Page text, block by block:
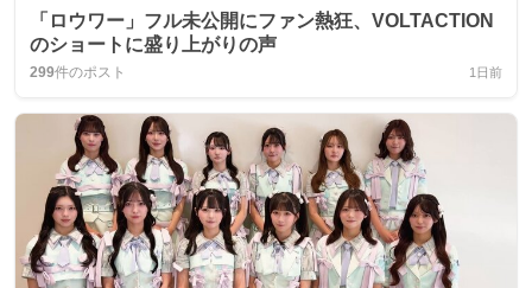
「ロウワー」フル未公開にファン熱狂、VOLTACTION
のショートに盛り上がりの声
299件のポスト 1日前